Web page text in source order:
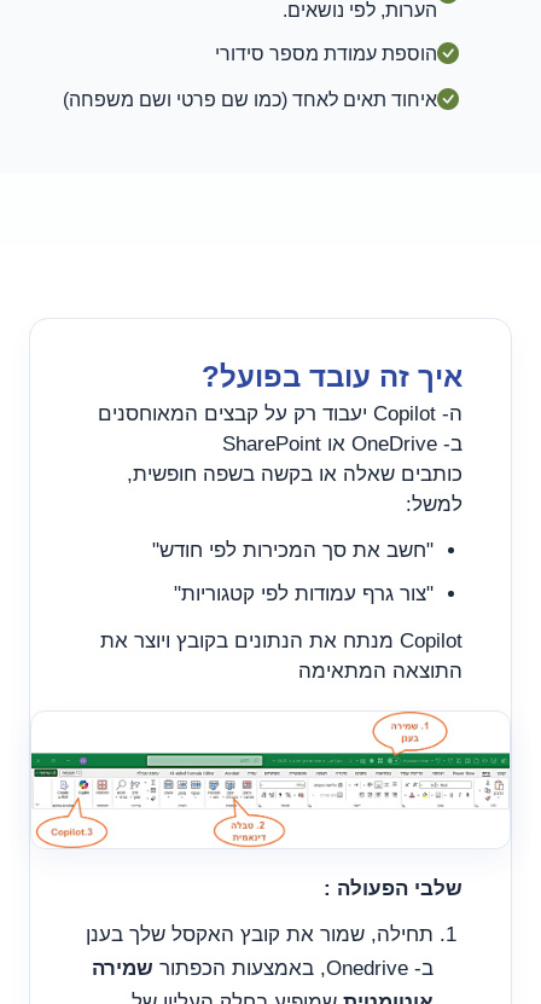
הערות, לפי נושאים.
הוספת עמודת מספר סידורי
איחוד תאים לאחד (כמו שם פרטי ושם משפחה)
איך זה עובד בפועל?
ה- Copilot יעבוד רק על קבצים המאוחסנים
ב- OneDrive או SharePoint
כותבים שאלה או בקשה בשפה חופשית,
למשל:
"חשב את סך המכירות לפי חודש"
"צור גרף עמודות לפי קטגוריות"
Copilot מנתח את הנתונים בקובץ ויוצר את
התוצאה המתאימה
שלבי הפעולה :
תחילה, שמור את קובץ האקסל שלך בענן
ב- Onedrive, באמצעות הכפתור
שמירה